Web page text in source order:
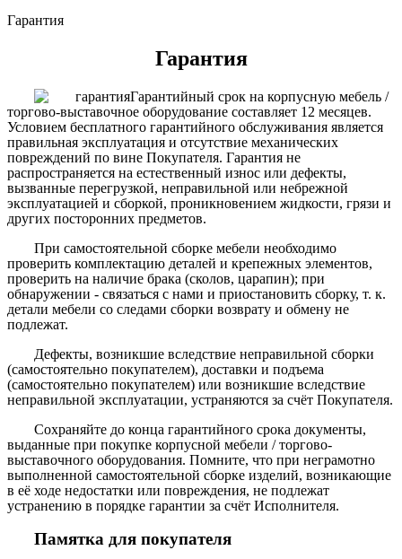
Гарантия
Гарантия
Гарантийный срок на корпусную мебель /
торгово-выставочное оборудование составляет 12 месяцев.
Условием бесплатного гарантийного обслуживания является
правильная эксплуатация и отсутствие механических
повреждений по вине Покупателя. Гарантия не
распространяется на естественный износ или дефекты,
вызванные перегрузкой, неправильной или небрежной
эксплуатацией и сборкой, проникновением жидкости, грязи и
других посторонних предметов.
При самостоятельной сборке мебели необходимо
проверить комплектацию деталей и крепежных элементов,
проверить на наличие брака (сколов, царапин); при
обнаружении - связаться с нами и приостановить сборку, т. к.
детали мебели со следами сборки возврату и обмену не
подлежат.
Дефекты, возникшие вследствие неправильной сборки
(самостоятельно покупателем), доставки и подъема
(самостоятельно покупателем) или возникшие вследствие
неправильной эксплуатации, устраняются за счёт Покупателя.
Сохраняйте до конца гарантийного срока документы,
выданные при покупке корпусной мебели / торгово-
выставочного оборудования. Помните, что при неграмотно
выполненной самостоятельной сборке изделий, возникающие
в её ходе недостатки или повреждения, не подлежат
устранению в порядке гарантии за счёт Исполнителя.
Памятка для покупателя